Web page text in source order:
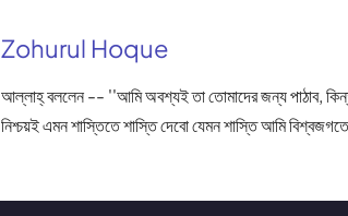
Zohurul Hoque
আল্লাহ্ বললেন -- ''আমি অবশ্যই তা তোমাদের জন্য পাঠাব,
নিশ্চয়ই এমন শাস্তিতে শাস্তি দেবো যেমন শাস্তি আমি